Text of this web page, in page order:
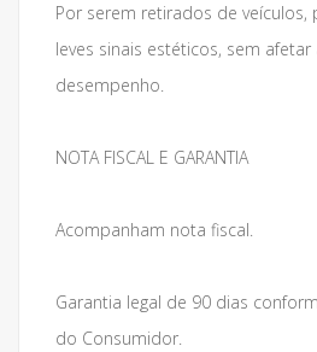
Por serem retirados de
leves sinais estéticos, sem
desempenho.
NOTA FISCAL E GARANTIA
Acompanham nota fiscal.
Garantia legal de 90 dias
do Consumidor.